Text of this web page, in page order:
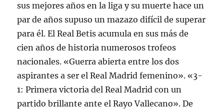
sus mejores años en la liga y su muerte hace un
par de años supuso un mazazo difícil de superar
para él. El Real Betis acumula en sus más de
cien años de historia numerosos trofeos
nacionales. «Guerra abierta entre los dos
aspirantes a ser el Real Madrid femenino». «3-
1: Primera victoria del Real Madrid con un
partido brillante ante el Rayo Vallecano». De